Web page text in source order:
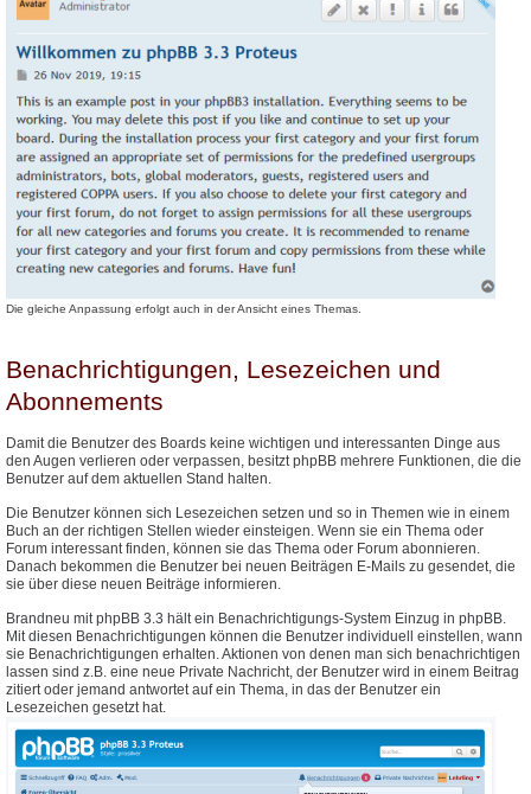
Die gleiche Anpassung erfolgt auch in der Ansicht eines Themas.
Benachrichtigungen, Lesezeichen und
Abonnements
Damit die Benutzer des Boards keine wichtigen und interessanten Dinge aus
den Augen verlieren oder verpassen, besitzt phpBB mehrere Funktionen, die die
Benutzer auf dem aktuellen Stand halten.
Die Benutzer können sich Lesezeichen setzen und so in Themen wie in einem
Buch an der richtigen Stellen wieder einsteigen. Wenn sie ein Thema oder
Forum interessant finden, können sie das Thema oder Forum abonnieren.
Danach bekommen die Benutzer bei neuen Beiträgen E-Mails zu gesendet, die
sie über diese neuen Beiträge informieren.
Brandneu mit phpBB 3.3 hält ein Benachrichtigungs-System Einzug in phpBB.
Mit diesen Benachrichtigungen können die Benutzer individuell einstellen, wann
sie Benachrichtigungen erhalten. Aktionen von denen man sich benachrichtigen
lassen sind z.B. eine neue Private Nachricht, der Benutzer wird in einem Beitrag
zitiert oder jemand antwortet auf ein Thema, in das der Benutzer ein
Lesezeichen gesetzt hat.